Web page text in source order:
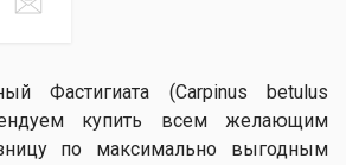
Фастигиата (Carpinus betulus
купить всем желающим
по максимально выгодным